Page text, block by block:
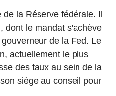
de la Réserve fédérale. Il
dont le mandat s'achève
de la Fed. Le
actuellement le plus
des taux au sein de la
siège au conseil pour